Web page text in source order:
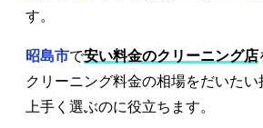
す。
昭島市で安い料金のクリーニング店
クリーニング料金の相場をだいたい
上手く選ぶのに役立ちます。